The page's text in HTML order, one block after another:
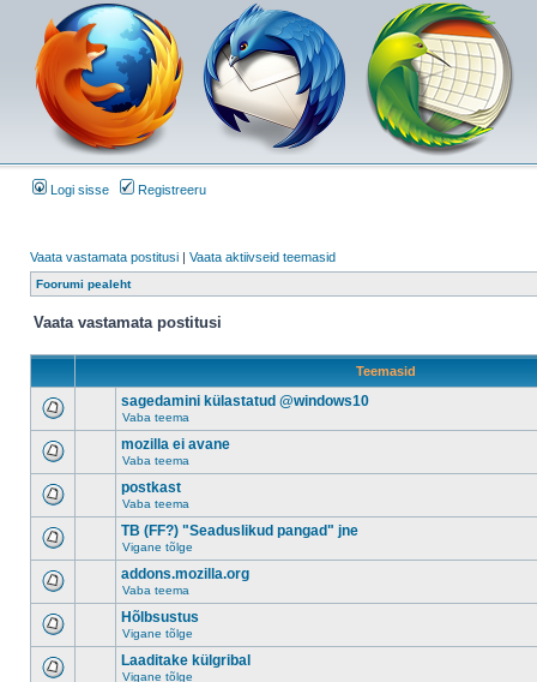
Logi sisse Registreeru
Vaata vastamata postitusi | Vaata aktiivseid teemasid
Foorumi pealeht
Vaata vastamata postitusi
Teemasid
sagedamini külastatud @windows10
Vaba teema
mozilla ei avane
Vaba teema
postkast
Vaba teema
TB (FF?) "Seaduslikud pangad" jne
Vigane tõlge
addons.mozilla.org
Vaba teema
Hõlbsustus
Vigane tõlge
Laaditake külgribal
Vigane tõlge